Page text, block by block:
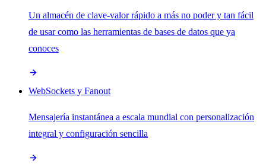
Un almacén de clave-valor rápido a más no poder y tan fácil
de usar como las herramientas de bases de datos que ya
conoces
WebSockets y Fanout
Mensajería instantánea a escala mundial con personalización
integral y configuración sencilla